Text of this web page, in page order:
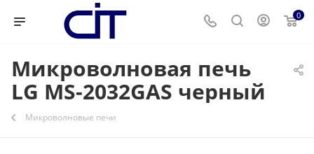
0
Микроволновая печь
LG MS-2032GAS черный
Микроволновые печи